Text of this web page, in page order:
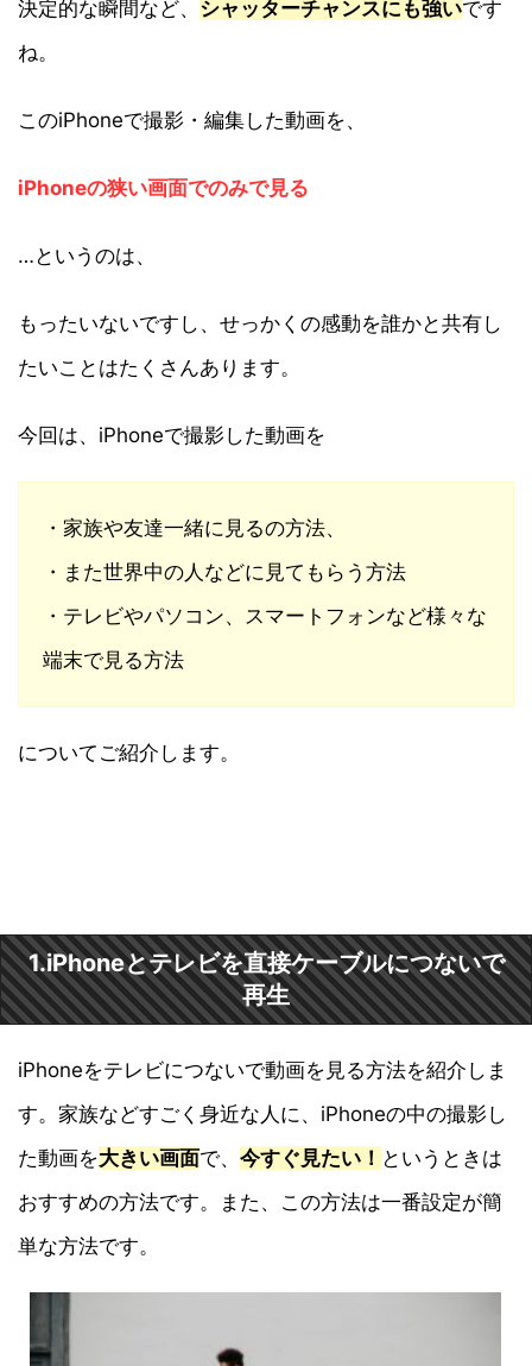
決定的な瞬間など、 シャッターチャンスにも強いです
ね。
このiPhoneで撮影・編集した動画を、
iPhoneの狭い画面でのみで見る
…というのは、
もったいないですし、せっかくの感動を誰かと共有し
たいことはたくさんあります。
今回は、iPhoneで撮影した動画を
・家族や友達一緒に見るの方法、
・また世界中の人などに見てもらう方法
・テレビやパソコン、スマートフォンなど様々な
端末で見る方法
についてご紹介します。
1.iPhoneとテレビを直接ケーブルにつないで
再生
iPhoneをテレビにつないで動画を見る方法を紹介しま
す。家族などすごく身近な人に、iPhoneの中の撮影し
た動画を大きい画面で、 今すぐ見たい！ というときは
おすすめの方法です。また、この方法は一番設定が簡
単な方法です。